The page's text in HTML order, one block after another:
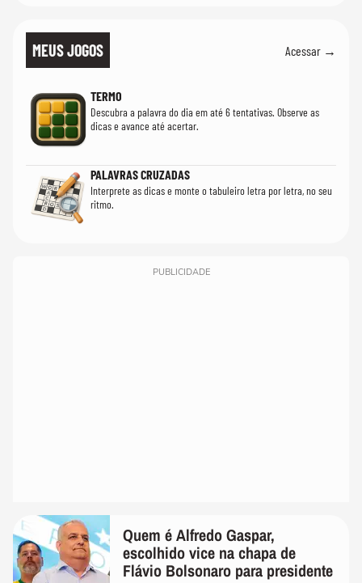
MEUS JOGOS Acessar →
TERMO
Descubra a palavra do dia em até 6 tentativas. Observe as
dicas e avance até acertar.
PALAVRAS CRUZADAS
Interprete as dicas e monte o tabuleiro letra por letra, no seu
ritmo.
PUBLICIDADE
Quem é Alfredo Gaspar,
escolhido vice na chapa de
Flávio Bolsonaro para presidente